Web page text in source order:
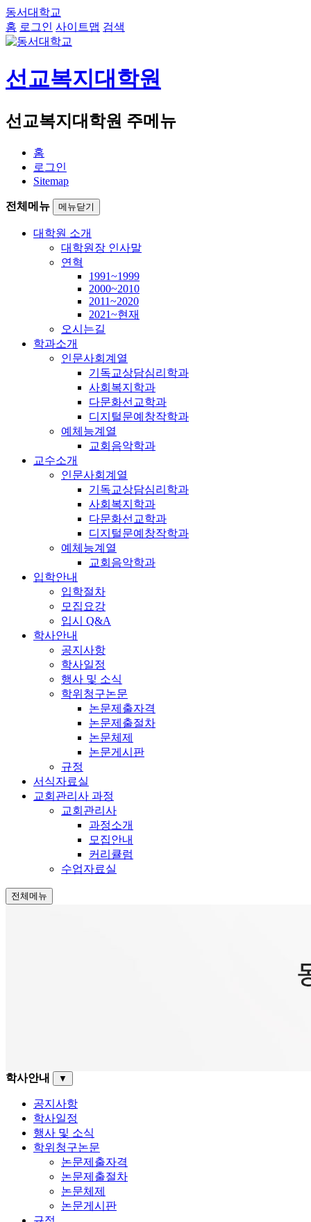
동서대학교
홈 로그인 사이트맵 검색
선교복지대학원
선교복지대학원 주메뉴
홈
로그인
Sitemap
전체메뉴 메뉴닫기
대학원 소개
대학원장 인사말
연혁
1991~1999
2000~2010
2011~2020
2021~현재
오시는길
학과소개
인문사회계열
기독교상담심리학과
사회복지학과
다문화선교학과
디지털문예창작학과
예체능계열
교회음악학과
교수소개
인문사회계열
기독교상담심리학과
사회복지학과
다문화선교학과
디지털문예창작학과
예체능계열
교회음악학과
입학안내
입학절차
모집요강
입시 Q&A
학사안내
공지사항
학사일정
행사 및 소식
학위청구논문
논문제출자격
논문제출절차
논문체제
논문게시판
규정
서식자료실
교회관리사 과정
교회관리사
과정소개
모집안내
커리큘럼
수업자료실
전체메뉴
학사안내 ▼
공지사항
학사일정
행사 및 소식
학위청구논문
논문제출자격
논문제출절차
논문체제
논문게시판